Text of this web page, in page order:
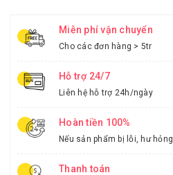
Miễn phí vận chuyển
Cho các đơn hàng > 5tr
Hỗ trợ 24/7
Liên hệ hỗ trợ 24h/ngày
Hoàn tiền 100%
Nếu sản phẩm bị lỗi, hư hỏng
Thanh toán